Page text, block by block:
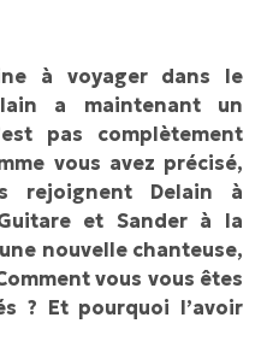
à voyager dans le
a maintenant un
pas complètement
vous avez précisé,
rejoignent Delain à
et Sander à la
nouvelle chanteuse,
vous vous êtes
? Et pourquoi l’avoir